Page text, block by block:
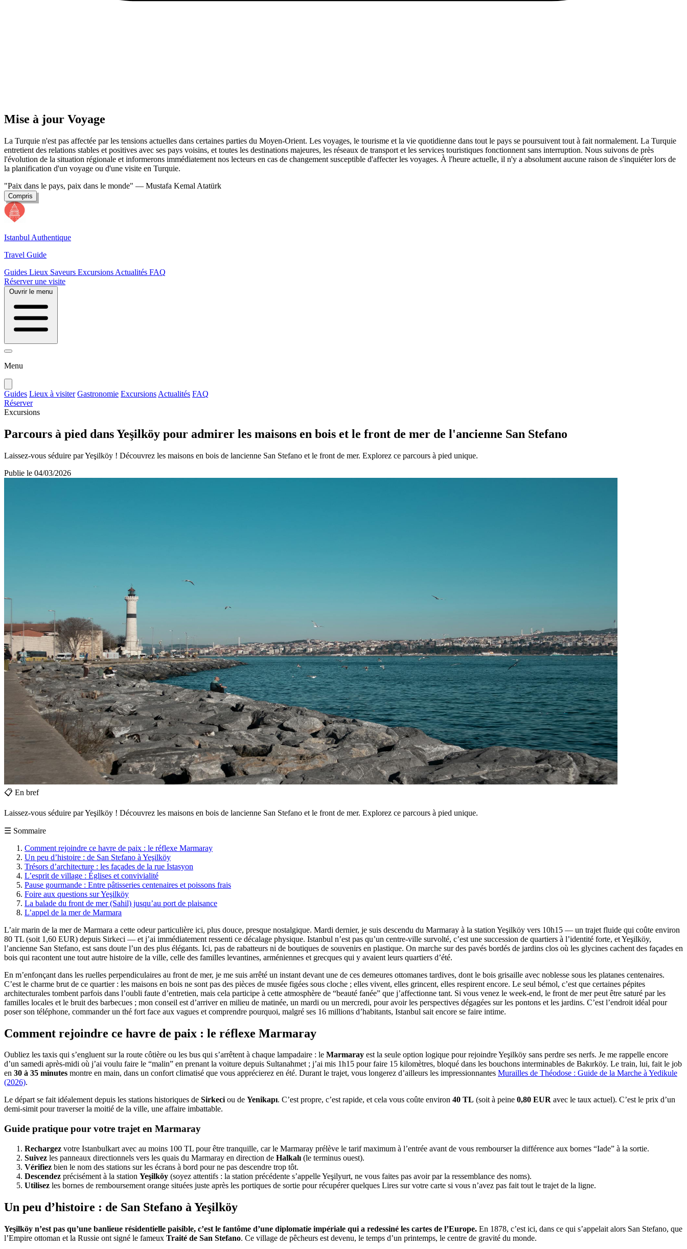
Mise à jour Voyage
La Turquie n'est pas affectée par les tensions actuelles dans certaines parties du Moyen-Orient. Les voyages, le tourisme et la vie quotidienne dans tout le pays se poursuivent tout à fait normalement. La Turquie
entretient des relations stables et positives avec ses pays voisins, et toutes les destinations majeures, les réseaux de transport et les services touristiques fonctionnent sans interruption. Nous suivons de près
l'évolution de la situation régionale et informerons immédiatement nos lecteurs en cas de changement susceptible d'affecter les voyages. À l'heure actuelle, il n'y a absolument aucune raison de s'inquiéter lors de
la planification d'un voyage ou d'une visite en Turquie.
"Paix dans le pays, paix dans le monde" — Mustafa Kemal Atatürk
Compris
Istanbul Authentique
Travel Guide
Guides Lieux Saveurs Excursions Actualités FAQ
Réserver une visite
Ouvrir le menu
Menu
Guides Lieux à visiter Gastronomie Excursions Actualités FAQ
Réserver
Excursions
Parcours à pied dans Yeşilköy pour admirer les maisons en bois et le front de mer de l'ancienne San Stefano
Laissez-vous séduire par Yeşilköy ! Découvrez les maisons en bois de lancienne San Stefano et le front de mer. Explorez ce parcours à pied unique.
Publie le 04/03/2026
📋 En bref
Laissez-vous séduire par Yeşilköy ! Découvrez les maisons en bois de lancienne San Stefano et le front de mer. Explorez ce parcours à pied unique.
☰ Sommaire
Comment rejoindre ce havre de paix : le réflexe Marmaray
Un peu d’histoire : de San Stefano à Yeşilköy
Trésors d’architecture : les façades de la rue Istasyon
L’esprit de village : Églises et convivialité
Pause gourmande : Entre pâtisseries centenaires et poissons frais
Foire aux questions sur Yeşilköy
La balade du front de mer (Sahil) jusqu’au port de plaisance
L’appel de la mer de Marmara
L’air marin de la mer de Marmara a cette odeur particulière ici, plus douce, presque nostalgique. Mardi dernier, je suis descendu du Marmaray à la station Yeşilköy vers 10h15 — un trajet fluide qui coûte environ
80 TL (soit 1,60 EUR) depuis Sirkeci — et j’ai immédiatement ressenti ce décalage physique. Istanbul n’est pas qu’un centre-ville survolté, c’est une succession de quartiers à l’identité forte, et Yeşilköy,
l’ancienne San Stefano, est sans doute l’un des plus élégants. Ici, pas de rabatteurs ni de boutiques de souvenirs en plastique. On marche sur des pavés bordés de jardins clos où les glycines cachent des façades en
bois qui racontent une tout autre histoire de la ville, celle des familles levantines, arméniennes et grecques qui y avaient leurs quartiers d’été.
En m’enfonçant dans les ruelles perpendiculaires au front de mer, je me suis arrêté un instant devant une de ces demeures ottomanes tardives, dont le bois grisaille avec noblesse sous les platanes centenaires.
C’est le charme brut de ce quartier : les maisons en bois ne sont pas des pièces de musée figées sous cloche ; elles vivent, elles grincent, elles respirent encore. Le seul bémol, c’est que certaines pépites
architecturales tombent parfois dans l’oubli faute d’entretien, mais cela participe à cette atmosphère de “beauté fanée” que j’affectionne tant. Si vous venez le week-end, le front de mer peut être saturé par les
familles locales et le bruit des barbecues ; mon conseil est d’arriver en milieu de matinée, un mardi ou un mercredi, pour avoir les perspectives dégagées sur les pontons et les jardins. C’est l’endroit idéal pour
poser son téléphone, commander un thé fort face aux vagues et comprendre pourquoi, malgré ses 16 millions d’habitants, Istanbul sait encore se faire intime.
Comment rejoindre ce havre de paix : le réflexe Marmaray
Oubliez les taxis qui s’engluent sur la route côtière ou les bus qui s’arrêtent à chaque lampadaire : le Marmaray est la seule option logique pour rejoindre Yeşilköy sans perdre ses nerfs. Je me rappelle encore
d’un samedi après-midi où j’ai voulu faire le “malin” en prenant la voiture depuis Sultanahmet ; j’ai mis 1h15 pour faire 15 kilomètres, bloqué dans les bouchons interminables de Bakırköy. Le train, lui, fait le job
en 30 à 35 minutes montre en main, dans un confort climatisé que vous apprécierez en été. Durant le trajet, vous longerez d’ailleurs les impressionnantes Murailles de Théodose : Guide de la Marche à Yedikule
(2026).
Le départ se fait idéalement depuis les stations historiques de Sirkeciou de Yenikapı. C’est propre, c’est rapide, et cela vous coûte environ 40 TL (soit à peine 0,80 EUR avec le taux actuel). C’est le prix d’un
demi-simit pour traverser la moitié de la ville, une affaire imbattable.
Guide pratique pour votre trajet en Marmaray
Rechargez votre Istanbulkart avec au moins 100 TL pour être tranquille, car le Marmaray prélève le tarif maximum à l’entrée avant de vous rembourser la différence aux bornes “Iade” à la sortie.
Suivez les panneaux directionnels vers les quais du Marmaray en direction de Halkalı (le terminus ouest).
Vérifiez bien le nom des stations sur les écrans à bord pour ne pas descendre trop tôt.
Descendez précisément à la station Yeşilköy (soyez attentifs : la station précédente s’appelle Yeşilyurt, ne vous faites pas avoir par la ressemblance des noms).
Utilisez les bornes de remboursement orange situées juste après les portiques de sortie pour récupérer quelques Lires sur votre carte si vous n’avez pas fait tout le trajet de la ligne.
Un peu d’histoire : de San Stefano à Yeşilköy
Yeşilköy n’est pas qu’une banlieue résidentielle paisible, c’est le fantôme d’une diplomatie impériale qui a redessiné les cartes de l’Europe. En 1878, c’est ici, dans ce qui s’appelait alors San Stefano, que
l’Empire ottoman et la Russie ont signé le fameux Traité de San Stefano. Ce village de pêcheurs est devenu, le temps d’un printemps, le centre de gravité du monde.